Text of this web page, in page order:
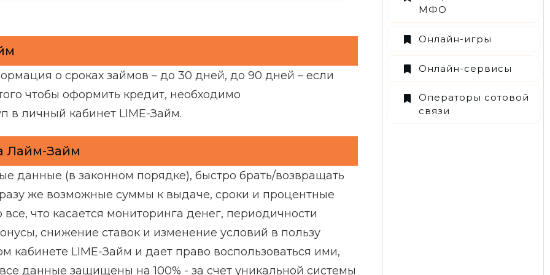
о сроках займов – до 30 дней, до 90 дней – если
чтобы оформить кредит, необходимо
в личный кабинет LIME-Займ.
Лайм-Займ
данные (в законном порядке), быстро брать/возвращать
же возможные суммы к выдаче, сроки и процентные
что касается мониторинга денег, периодичности
снижение ставок и изменение условий в пользу
кабинете LIME-Займ и дает право воспользоваться ими,
данные защищены на 100% - за счет уникальной системы
МФО
Онлайн-игры
Онлайн-сервисы
Операторы сотовой
связи